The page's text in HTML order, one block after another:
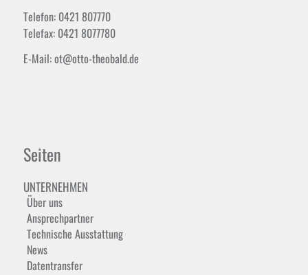
Telefon: 0421 807770
Telefax: 0421 8077780
E-Mail: ot@otto-theobald.de
Seiten
UNTERNEHMEN
Über uns
Ansprechpartner
Technische Ausstattung
News
Datentransfer